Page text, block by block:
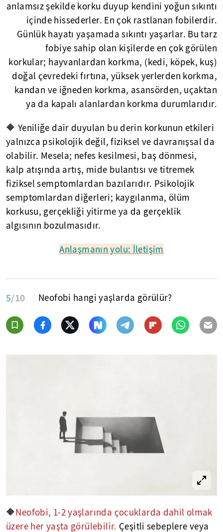
anlamsız şekilde korku duyup kendini yoğun sıkıntı
içinde hissederler. En çok rastlanan fobilerdir.
Günlük hayatı yaşamada sıkıntı yaşarlar. Bu tarz
fobiye sahip olan kişilerde en çok görülen
korkular; hayvanlardan korkma, (kedi, köpek, kuş)
doğal çevredeki fırtına, yüksek yerlerden korkma,
kandan ve iğneden korkma, asansörden, uçaktan
ya da kapalı alanlardan korkma durumlarıdır.
🔶 Yeniliğe dair duyulan bu derin korkunun etkileri
yalnızca psikolojik değil, fiziksel ve davranışsal da
olabilir. Mesela; nefes kesilmesi, baş dönmesi,
kalp atışında artış, mide bulantısı ve titremek
fiziksel semptomlardan bazılarıdır. Psikolojik
semptomlardan diğerleri; kaygılanma, ölüm
korkusu, gerçekliği yitirme ya da gerçeklik
algısının bozulmasıdır.
Anlaşmanın yolu: İletişim
5/10 Neofobi hangi yaşlarda görülür?
🔶Neofobi, 1-2 yaşlarında çocuklarda dahil olmak
üzere her yaşta görülebilir. Çeşitli sebeplere veya